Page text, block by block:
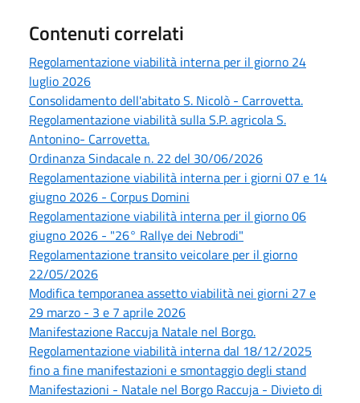
Contenuti correlati
Regolamentazione viabilità interna per il giorno 24
luglio 2026
Consolidamento dell'abitato S. Nicolò - Carrovetta.
Regolamentazione viabilità sulla S.P. agricola S.
Antonino- Carrovetta.
Ordinanza Sindacale n. 22 del 30/06/2026
Regolamentazione viabilità interna per i giorni 07 e 14
giugno 2026 - Corpus Domini
Regolamentazione viabilità interna per il giorno 06
giugno 2026 - "26° Rallye dei Nebrodi"
Regolamentazione transito veicolare per il giorno
22/05/2026
Modifica temporanea assetto viabilità nei giorni 27 e
29 marzo - 3 e 7 aprile 2026
Manifestazione Raccuja Natale nel Borgo.
Regolamentazione viabilità interna dal 18/12/2025
fino a fine manifestazioni e smontaggio degli stand
Manifestazioni - Natale nel Borgo Raccuja - Divieto di